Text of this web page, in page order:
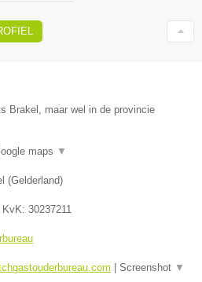
Brakel, maar wel in de provincie
maps ▼
(Gelderland)
KvK: 30237211
Screenshot ▼